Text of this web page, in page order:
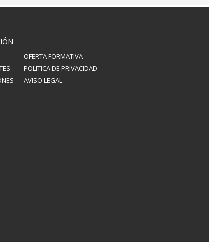
OFERTA FORMATIVA
POLITICA DE PRIVACIDAD
AVISO LEGAL